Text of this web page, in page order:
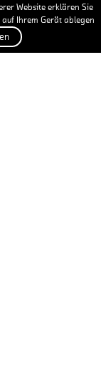
Website erklären Sie
Ihrem Gerät ablegen